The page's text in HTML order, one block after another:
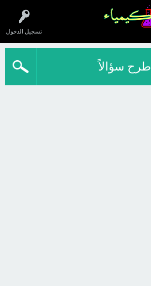
تسجيل الدخول
اطرح سؤالاً